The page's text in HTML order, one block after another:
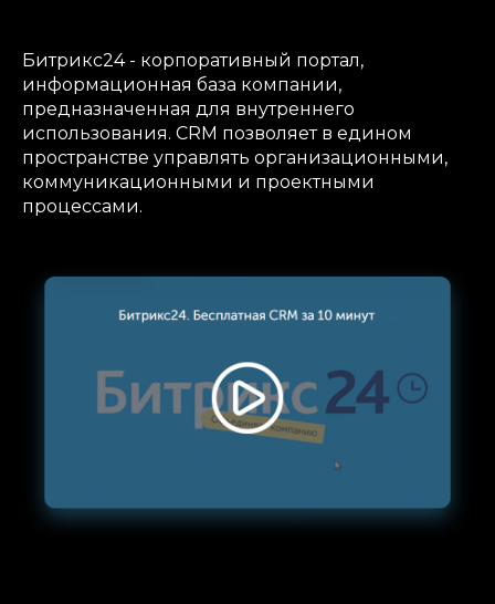
Битрикс24 - корпоративный портал,
информационная база компании,
предназначенная для внутреннего
использования. CRM позволяет в едином
пространстве управлять организационными,
коммуникационными и проектными
процессами.